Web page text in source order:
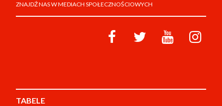
ZNAJDŹ NAS W MEDIACH SPOŁECZNOŚCIOWYCH
TABELE